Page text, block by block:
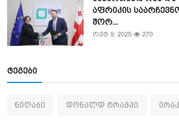
აფრიკის
შორ...
ოქტ 9, 2025 270
ტეგები
ნიღაბი დონალდ ტრამპი